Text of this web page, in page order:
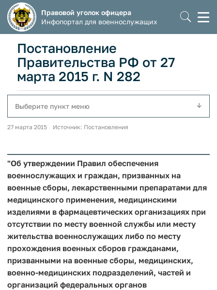
Правовой уголок офицера
Инфопортал для военнослужащих
Постановление
Правительства РФ от 27
марта 2015 г. N 282
Выберите пункт меню
27 марта 2015 Источник: Постановления
"Об утверждении Правил обеспечения
военнослужащих и граждан, призванных на
военные сборы, лекарственными препаратами для
медицинского применения, медицинскими
изделиями в фармацевтических организациях при
отсутствии по месту военной службы или месту
жительства военнослужащих либо по месту
прохождения военных сборов гражданами,
призванными на военные сборы, медицинских,
военно-медицинских подразделений, частей и
организаций федеральных органов